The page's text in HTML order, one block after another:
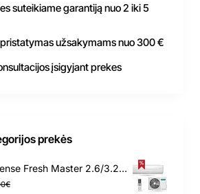
suteikiame garantiją nuo 2 iki 5
užsakymams nuo 300 €
įsigyjant prekes
prekės
QF25XW00 Hisense Fresh Master 2.6/3.2 kW kondicionierius - šilumos siurblys